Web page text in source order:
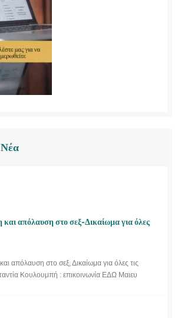
Νέα
απόλαυση στο σεξ-Δικαίωμα για όλες
απόλαυση στο σεξ, Δικαίωμα για όλες τις
Κουλουμπή : επικοινωνία ΕΔΩ Μαιευ